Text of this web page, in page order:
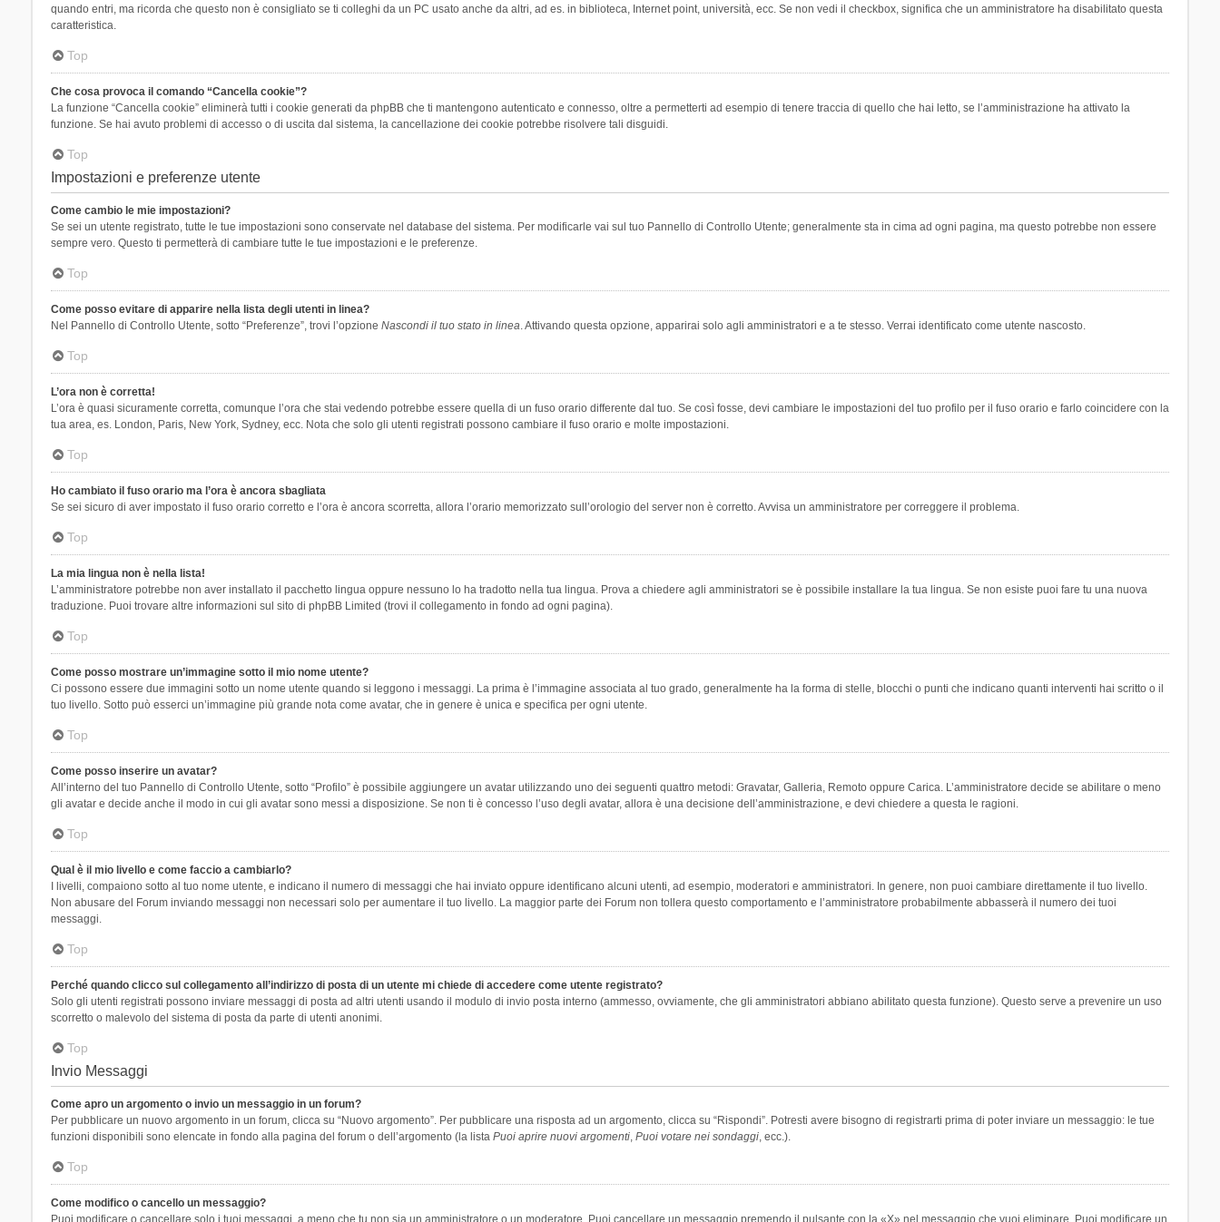
quando entri, ma ricorda che questo non è consigliato se ti colleghi da un PC usato anche da altri, ad es. in biblioteca, Internet point, università, ecc. Se non vedi il checkbox, significa che un amministratore ha disabilitato questa
caratteristica.
Top
Che cosa provoca il comando “Cancella cookie”?
La funzione “Cancella cookie” eliminerà tutti i cookie generati da phpBB che ti mantengono autenticato e connesso, oltre a permetterti ad esempio di tenere traccia di quello che hai letto, se l’amministrazione ha attivato la
funzione. Se hai avuto problemi di accesso o di uscita dal sistema, la cancellazione dei cookie potrebbe risolvere tali disguidi.
Top
Impostazioni e preferenze utente
Come cambio le mie impostazioni?
Se sei un utente registrato, tutte le tue impostazioni sono conservate nel database del sistema. Per modificarle vai sul tuo Pannello di Controllo Utente; generalmente sta in cima ad ogni pagina, ma questo potrebbe non essere
sempre vero. Questo ti permetterà di cambiare tutte le tue impostazioni e le preferenze.
Top
Come posso evitare di apparire nella lista degli utenti in linea?
Nel Pannello di Controllo Utente, sotto “Preferenze”, trovi l’opzione Nascondi il tuo stato in linea. Attivando questa opzione, apparirai solo agli amministratori e a te stesso. Verrai identificato come utente nascosto.
Top
L’ora non è corretta!
L’ora è quasi sicuramente corretta, comunque l’ora che stai vedendo potrebbe essere quella di un fuso orario differente dal tuo. Se così fosse, devi cambiare le impostazioni del tuo profilo per il fuso orario e farlo coincidere con la
tua area, es. London, Paris, New York, Sydney, ecc. Nota che solo gli utenti registrati possono cambiare il fuso orario e molte impostazioni.
Top
Ho cambiato il fuso orario ma l’ora è ancora sbagliata
Se sei sicuro di aver impostato il fuso orario corretto e l’ora è ancora scorretta, allora l’orario memorizzato sull’orologio del server non è corretto. Avvisa un amministratore per correggere il problema.
Top
La mia lingua non è nella lista!
L’amministratore potrebbe non aver installato il pacchetto lingua oppure nessuno lo ha tradotto nella tua lingua. Prova a chiedere agli amministratori se è possibile installare la tua lingua. Se non esiste puoi fare tu una nuova
traduzione. Puoi trovare altre informazioni sul sito di phpBB Limited (trovi il collegamento in fondo ad ogni pagina).
Top
Come posso mostrare un’immagine sotto il mio nome utente?
Ci possono essere due immagini sotto un nome utente quando si leggono i messaggi. La prima è l’immagine associata al tuo grado, generalmente ha la forma di stelle, blocchi o punti che indicano quanti interventi hai scritto o il
tuo livello. Sotto può esserci un’immagine più grande nota come avatar, che in genere è unica e specifica per ogni utente.
Top
Come posso inserire un avatar?
All’interno del tuo Pannello di Controllo Utente, sotto “Profilo” è possibile aggiungere un avatar utilizzando uno dei seguenti quattro metodi: Gravatar, Galleria, Remoto oppure Carica. L’amministratore decide se abilitare o meno
gli avatar e decide anche il modo in cui gli avatar sono messi a disposizione. Se non ti è concesso l’uso degli avatar, allora è una decisione dell’amministrazione, e devi chiedere a questa le ragioni.
Top
Qual è il mio livello e come faccio a cambiarlo?
I livelli, compaiono sotto al tuo nome utente, e indicano il numero di messaggi che hai inviato oppure identificano alcuni utenti, ad esempio, moderatori e amministratori. In genere, non puoi cambiare direttamente il tuo livello.
Non abusare del Forum inviando messaggi non necessari solo per aumentare il tuo livello. La maggior parte dei Forum non tollera questo comportamento e l’amministratore probabilmente abbasserà il numero dei tuoi
messaggi.
Top
Perché quando clicco sul collegamento all’indirizzo di posta di un utente mi chiede di accedere come utente registrato?
Solo gli utenti registrati possono inviare messaggi di posta ad altri utenti usando il modulo di invio posta interno (ammesso, ovviamente, che gli amministratori abbiano abilitato questa funzione). Questo serve a prevenire un uso
scorretto o malevolo del sistema di posta da parte di utenti anonimi.
Top
Invio Messaggi
Come apro un argomento o invio un messaggio in un forum?
Per pubblicare un nuovo argomento in un forum, clicca su “Nuovo argomento”. Per pubblicare una risposta ad un argomento, clicca su “Rispondi”. Potresti avere bisogno di registrarti prima di poter inviare un messaggio: le tue
funzioni disponibili sono elencate in fondo alla pagina del forum o dell’argomento (la lista Puoi aprire nuovi argomenti, Puoi votare nei sondaggi, ecc.).
Top
Come modifico o cancello un messaggio?
Puoi modificare o cancellare solo i tuoi messaggi, a meno che tu non sia un amministratore o un moderatore. Puoi cancellare un messaggio premendo il pulsante con la «X» nel messaggio che vuoi eliminare. Puoi modificare un